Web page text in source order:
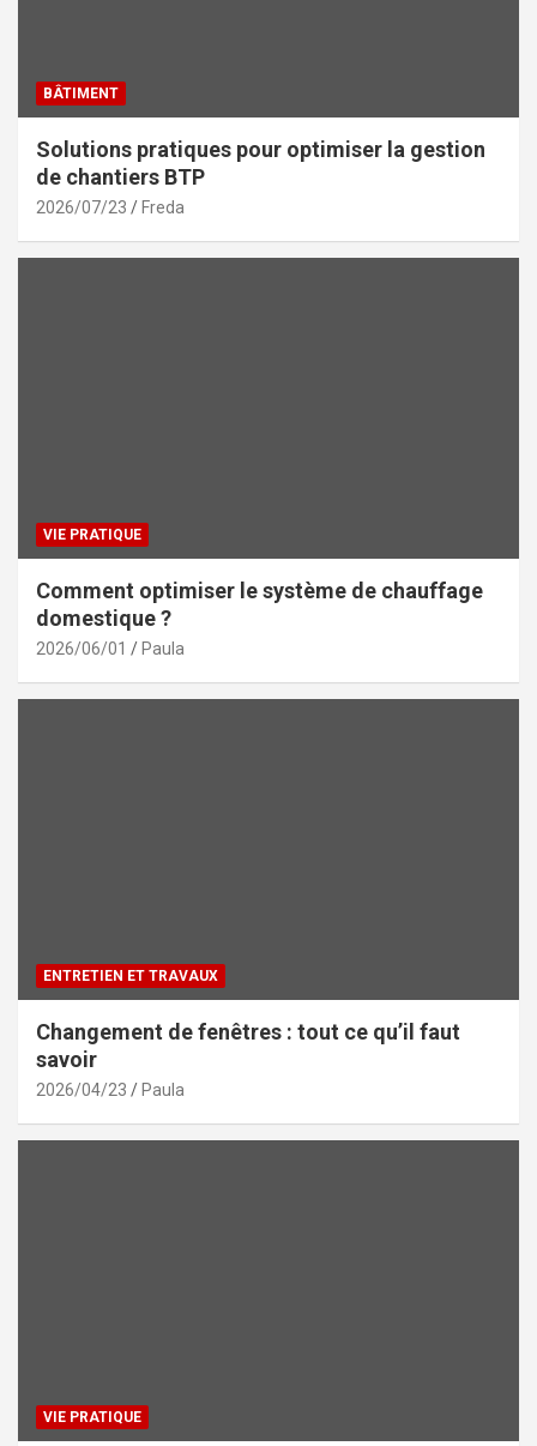
BÂTIMENT
Solutions pratiques pour optimiser la gestion
de chantiers BTP
2026/07/23 Freda
VIE PRATIQUE
Comment optimiser le système de chauffage
domestique ?
2026/06/01 Paula
ENTRETIEN ET TRAVAUX
Changement de fenêtres : tout ce qu’il faut
savoir
2026/04/23 Paula
VIE PRATIQUE